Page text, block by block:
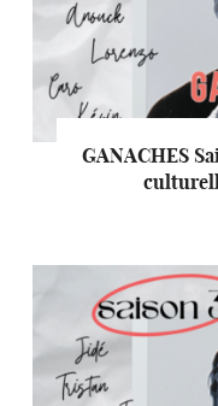
GANACHES